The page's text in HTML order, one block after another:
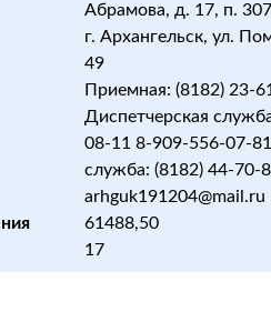
Абрамова, д. 17, п. 307
г. Архангельск, ул.
49
Приемная: (8182) 23-
Диспетчерская
08-11 8-909-556-07-
служба: (8182) 44-70-
arhguk191204@mail.ru
61488,50
17